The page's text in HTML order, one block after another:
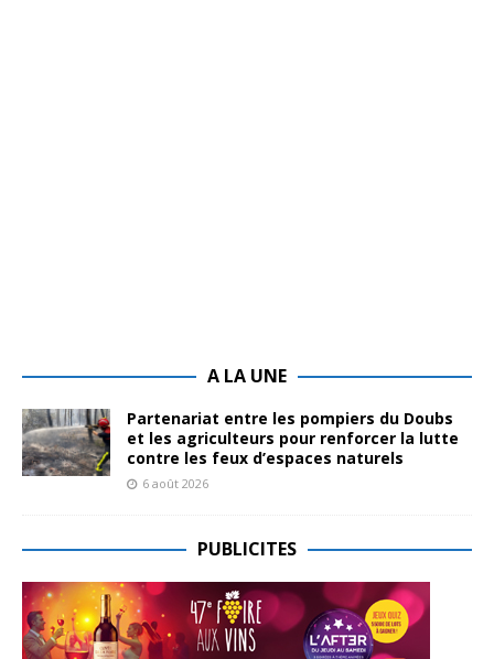
A LA UNE
Partenariat entre les pompiers du Doubs
et les agriculteurs pour renforcer la lutte
contre les feux d’espaces naturels
6 août 2026
PUBLICITES